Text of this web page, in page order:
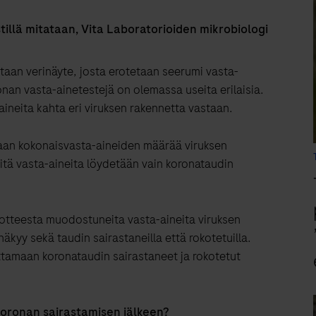
mitataan, Vita Laboratorioiden mikrobiologi
verinäyte, josta erotetaan seerumi vasta-
vasta-ainetestejä on olemassa useita erilaisia.
kahta eri viruksen rakennetta vastaan.
kokonaisvasta-aineiden määrää viruksen
vasta-aineita löydetään vain koronataudin
muodostuneita vasta-aineita viruksen
sekä taudin sairastaneilla että rokotetuilla.
koronataudin sairastaneet ja rokotetut
sairastamisen jälkeen?